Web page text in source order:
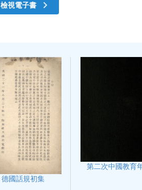
檢視電子書
德國話規初集
第二次中國教育